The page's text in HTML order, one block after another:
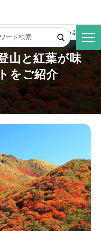
ながら登山と紅葉が味わえる九州
山と紅葉が味
をご紹介